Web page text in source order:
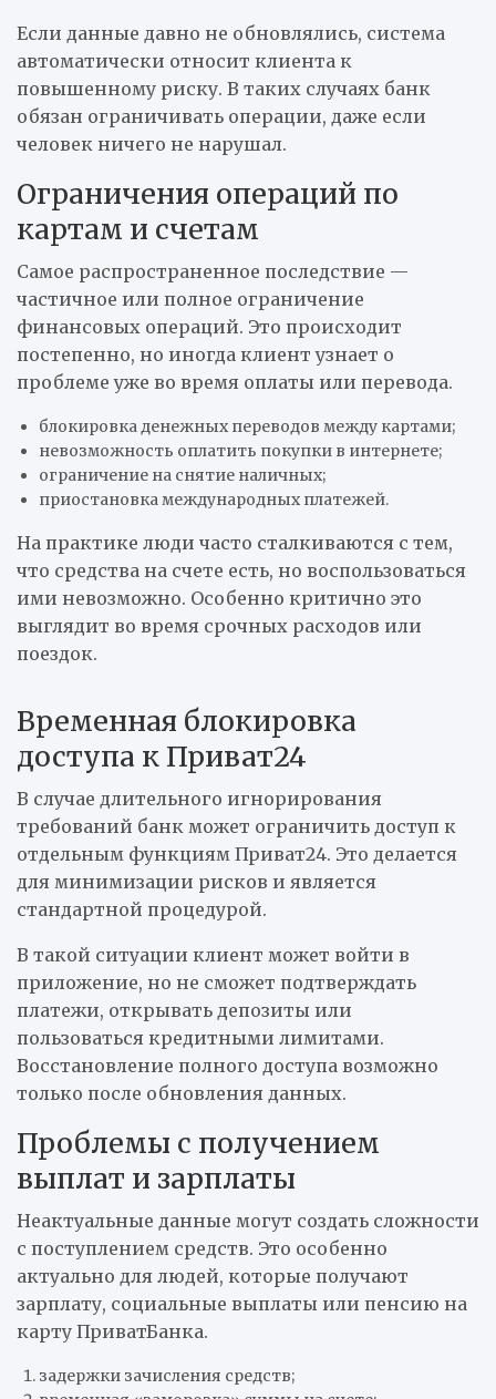
Если данные давно не обновлялись, система
автоматически относит клиента к
повышенному риску. В таких случаях банк
обязан ограничивать операции, даже если
человек ничего не нарушал.
Ограничения операций по
картам и счетам
Самое распространенное последствие —
частичное или полное ограничение
финансовых операций. Это происходит
постепенно, но иногда клиент узнает о
проблеме уже во время оплаты или перевода.
блокировка денежных переводов между картами;
невозможность оплатить покупки в интернете;
ограничение на снятие наличных;
приостановка международных платежей.
На практике люди часто сталкиваются с тем,
что средства на счете есть, но воспользоваться
ими невозможно. Особенно критично это
выглядит во время срочных расходов или
поездок.
Временная блокировка
доступа к Приват24
В случае длительного игнорирования
требований банк может ограничить доступ к
отдельным функциям Приват24. Это делается
для минимизации рисков и является
стандартной процедурой.
В такой ситуации клиент может войти в
приложение, но не сможет подтверждать
платежи, открывать депозиты или
пользоваться кредитными лимитами.
Восстановление полного доступа возможно
только после обновления данных.
Проблемы с получением
выплат и зарплаты
Неактуальные данные могут создать сложности
с поступлением средств. Это особенно
актуально для людей, которые получают
зарплату, социальные выплаты или пенсию на
карту ПриватБанка.
задержки зачисления средств;